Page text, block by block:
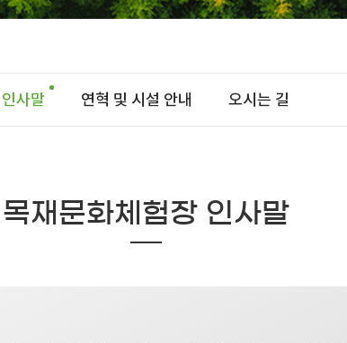
인사말 연혁 및 시설 안내 오시는 길
목재문화체험장 인사말